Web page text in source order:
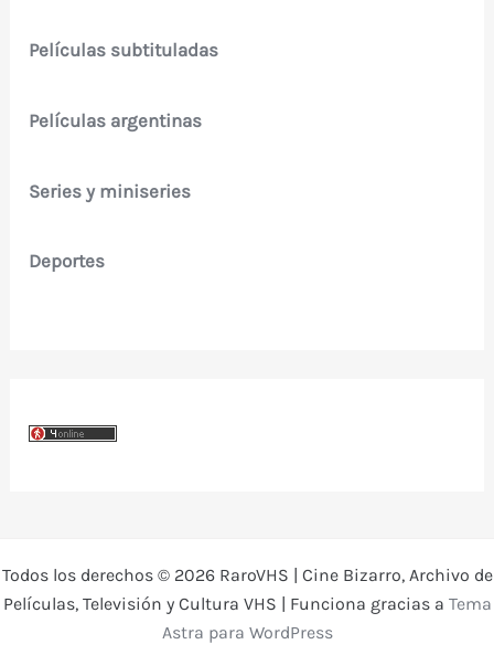
Películas subtituladas
Películas argentinas
Series y miniseries
Deportes
Todos los derechos © 2026 RaroVHS | Cine Bizarro, Archivo de
Películas, Televisión y Cultura VHS | Funciona gracias a Tema
Astra para WordPress